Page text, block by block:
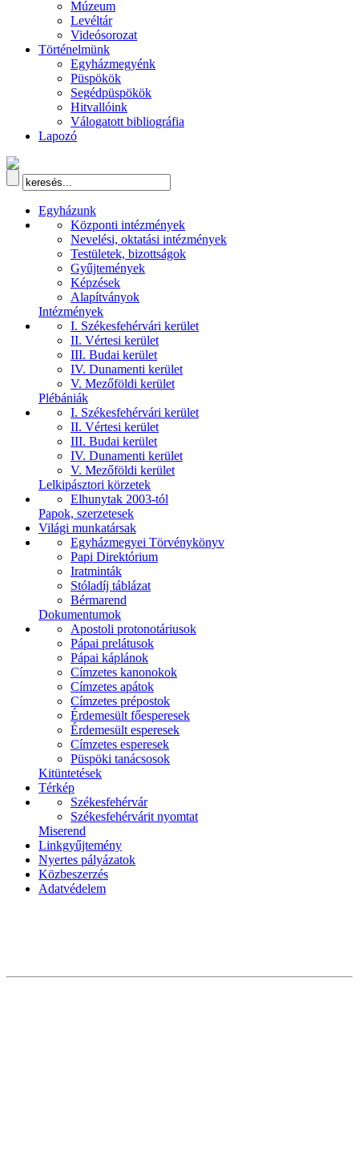
Múzeum
Levéltár
Videósorozat
Történelmünk
Egyházmegyénk
Püspökök
Segédpüspökök
Hitvallóink
Válogatott bibliográfia
Lapozó
Egyházunk
Központi intézmények
Nevelési, oktatási intézmények
Testületek, bizottságok
Gyűjtemények
Képzések
Alapítványok
Intézmények
I. Székesfehérvári kerület
II. Vértesi kerület
III. Budai kerület
IV. Dunamenti kerület
V. Mezőföldi kerület
Plébániák
I. Székesfehérvári kerület
II. Vértesi kerület
III. Budai kerület
IV. Dunamenti kerület
V. Mezőföldi kerület
Lelkipásztori körzetek
Elhunytak 2003-tól
Papok, szerzetesek
Világi munkatársak
Egyházmegyei Törvénykönyv
Papi Direktórium
Iratminták
Stóladíj táblázat
Bérmarend
Dokumentumok
Apostoli protonotáriusok
Pápai prelátusok
Pápai káplánok
Címzetes kanonokok
Címzetes apátok
Címzetes prépostok
Érdemesült főesperesek
Érdemesült esperesek
Címzetes esperesek
Püspöki tanácsosok
Kitüntetések
Térkép
Székesfehérvár
Székesfehérvárit nyomtat
Miserend
Linkgyűjtemény
Nyertes pályázatok
Közbeszerzés
Adatvédelem